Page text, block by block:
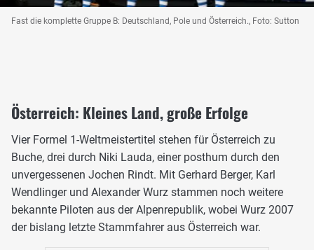
Fast die komplette Gruppe B: Deutschland, Pole und Österreich., Foto: Sutton
Österreich: Kleines Land, große Erfolge
Vier Formel 1-Weltmeistertitel stehen für Österreich zu
Buche, drei durch Niki Lauda, einer posthum durch den
unvergessenen Jochen Rindt. Mit Gerhard Berger, Karl
Wendlinger und Alexander Wurz stammen noch weitere
bekannte Piloten aus der Alpenrepublik, wobei Wurz 2007
der bislang letzte Stammfahrer aus Österreich war.